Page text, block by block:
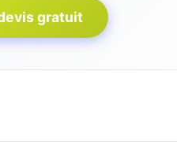
gratuit